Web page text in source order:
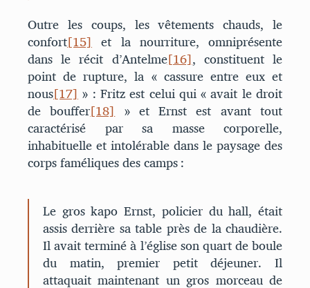
Outre les coups, les vêtements chauds, le
confort[15] et la nourriture, omniprésente
dans le récit d’Antelme[16], constituent le
point de rupture, la « cassure entre eux et
nous[17]» : Fritz est celui qui « avait le droit
de bouffer[18]» et Ernst est avant tout
caractérisé par sa masse corporelle,
inhabituelle et intolérable dans le paysage des
corps faméliques des camps :
Le gros kapo Ernst, policier du hall, était
assis derrière sa table près de la chaudière.
Il avait terminé à l’église son quart de boule
du matin, premier petit déjeuner. Il
attaquait maintenant un gros morceau de